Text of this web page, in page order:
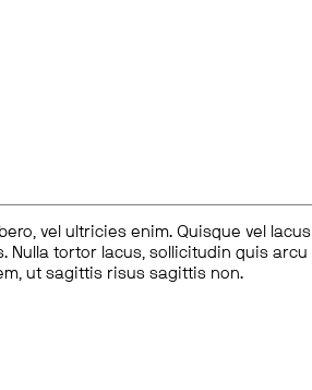
vel ultricies enim. Quisque vel lacus
Nulla tortor lacus, sollicitudin quis arcu
ut sagittis risus sagittis non.